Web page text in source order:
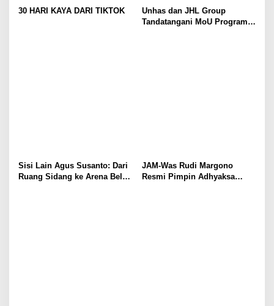
30 HARI KAYA DARI TIKTOK
Unhas dan JHL Group
Tandatangani MoU Program
Sisi Lain Agus Susanto: Dari
Ruang Sidang ke Arena Bela
JAM-Was Rudi Margono
Resmi Pimpin Adhyaksa